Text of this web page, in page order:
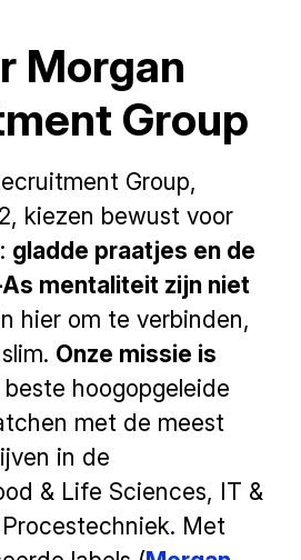
Morgan
Group
Group,
kiezen bewust voor
gladde praatjes en de
mentaliteit zijn niet
hier om te verbinden,
Onze missie is
beste hoogopgeleide
met de meest
in de
& Life Sciences, IT &
Met